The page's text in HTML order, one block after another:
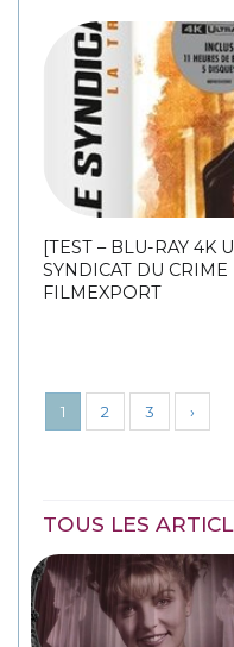
[TEST – BLU-RAY 4K
SYNDICAT DU
FILMEXPORT
1 2 3 ›
TOUS LES